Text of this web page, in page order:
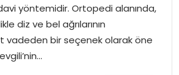
yöntemidir. Ortopedi alanında,
diz ve bel ağrılarının
vadeden bir seçenek olarak öne